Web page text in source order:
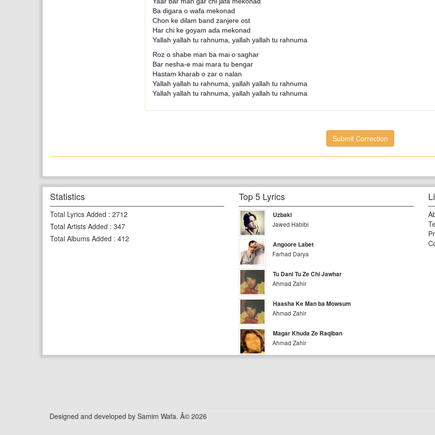
Ba digara o wafa mekonad
Chon ke dilam band zanjere ost
Har chi ke goyam ada mekonad
Yallah yallah tu rahnuma, yallah yallah tu rahnuma
Roz o shabe man ba mai o saghar
Bar nesha-e mai mara tu bengar
Hastam kharab o zar o nalan
Yallah yallah tu rahnuma, yallah yallah tu rahnuma
Yallah yallah tu rahnuma, yallah yallah tu rahnuma
Submit Correction
Statistics
Total Lyrics Added : 2712
Total Artists Added : 347
Total Albums Added : 412
Top 5 Lyrics
Uzbaki
Jawed Habibi
Angoore Labet
Farhad Darya
Tu Dani Tu Ze Chi Jawhar
Ahmad Zahir
Haasha Ke Man ba Mowsum
Ahmad Zahir
Magar Khuda Ze Raqiban
Ahmad Zahir
Designed and developed by Samim Wafa. Â© 2026